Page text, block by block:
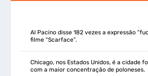
Al Pacino disse 182 vezes a expressão
filme “Scarface”.
Chicago, nos Estados Unidos, é a cidade
com a maior concentração de poloneses.